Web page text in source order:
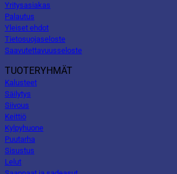
Yritysasiakas
Palautus
Yleiset ehdot
Tietosuojaseloste
Saavutettavuusseloste
TUOTERYHMÄT
Kalusteet
Säilytys
Siivous
Keittiö
Kylpyhuone
Puutarha
Sisustus
Lelut